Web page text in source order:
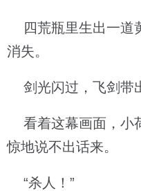
四荒瓶里生出一道
消失。
剑光闪过，飞剑带
看着这幕画面，小
惊地说不出话来。
“杀人！”